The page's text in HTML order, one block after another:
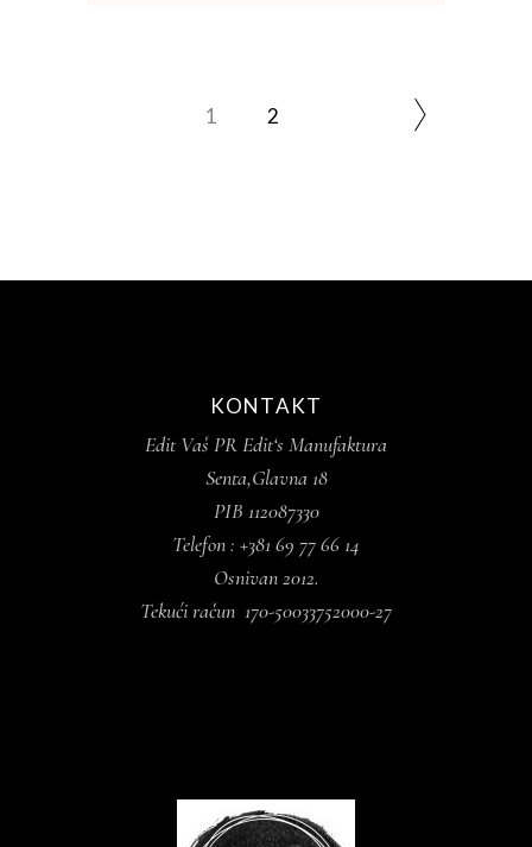
1 2
KONTAKT
Edit Vaš PR Edit‘s Manufaktura
Senta,Glavna 18
PIB 112087330
Telefon : +381 69 77 66 14
Osnivan 2012.
Tekući račun 170-50033752000-27